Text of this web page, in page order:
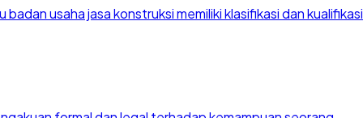
usaha jasa konstruksi memiliki klasifikasi dan kualifikasi